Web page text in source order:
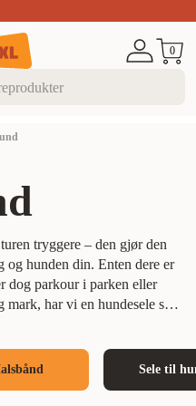
0
tryggere – den gjør den
og hunden din. Enten dere er
dog parkour i parken eller
har vi en hundesele som
som hjelper deg å få kontroll
hunder som elsker å løpe
Sele til